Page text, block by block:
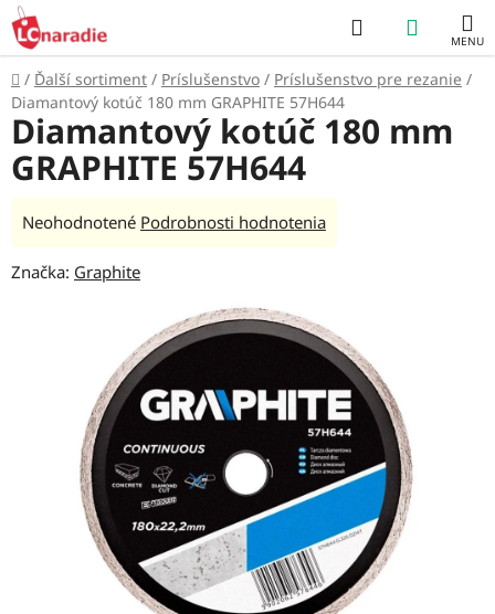
Prejsť
na
obsah
Hľadať
KOŠÍK
Domov
/ Ďalší sortiment / Príslušenstvo / Príslušenstvo pre rezanie /
Diamantový kotúč 180 mm GRAPHITE 57H644
Diamantový kotúč 180 mm
GRAPHITE 57H644
Priemerné
produktu
hviezdičiek.
Neohodnotené Podrobnosti hodnotenia
Značka: Graphite